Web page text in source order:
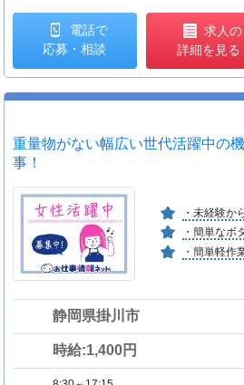
電話で
応募・相談
求人の
詳細を見る
重量物がない幅広い世代活躍中の
事！
・未経験か
・簡単軽作
静岡県掛川市
時給:1,400円